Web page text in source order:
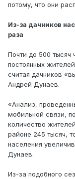
потому, что они
Из-за дачников
раза
Почти до 500 тысяч
постоянных
считая дачников
Андрей Дунаев.
«Анализ,
мобильной связи,
количество
районе 245 тысяч,
населения
Дунаев.
Из-за подобного